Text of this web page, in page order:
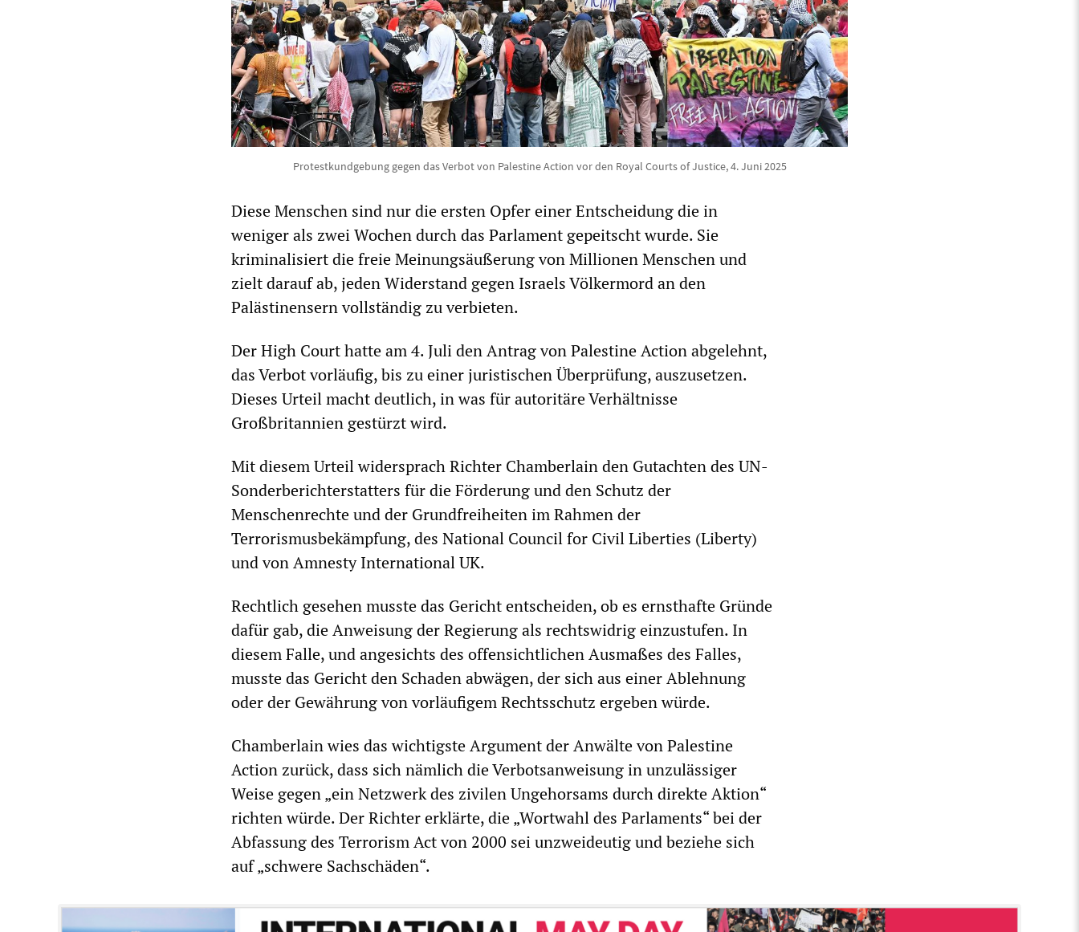
Protestkundgebung gegen das Verbot von Palestine Action vor den Royal Courts of Justice, 4. Juni 2025
Diese Menschen sind nur die ersten Opfer einer Entscheidung die in
weniger als zwei Wochen durch das Parlament gepeitscht wurde. Sie
kriminalisiert die freie Meinungsäußerung von Millionen Menschen und
zielt darauf ab, jeden Widerstand gegen Israels Völkermord an den
Palästinensern vollständig zu verbieten.
Der High Court hatte am 4. Juli den Antrag von Palestine Action abgelehnt,
das Verbot vorläufig, bis zu einer juristischen Überprüfung, auszusetzen.
Dieses Urteil macht deutlich, in was für autoritäre Verhältnisse
Großbritannien gestürzt wird.
Mit diesem Urteil widersprach Richter Chamberlain den Gutachten des UN-
Sonderberichterstatters für die Förderung und den Schutz der
Menschenrechte und der Grundfreiheiten im Rahmen der
Terrorismusbekämpfung, des National Council for Civil Liberties (Liberty)
und von Amnesty International UK.
Rechtlich gesehen musste das Gericht entscheiden, ob es ernsthafte Gründe
dafür gab, die Anweisung der Regierung als rechtswidrig einzustufen. In
diesem Falle, und angesichts des offensichtlichen Ausmaßes des Falles,
musste das Gericht den Schaden abwägen, der sich aus einer Ablehnung
oder der Gewährung von vorläufigem Rechtsschutz ergeben würde.
Chamberlain wies das wichtigste Argument der Anwälte von Palestine
Action zurück, dass sich nämlich die Verbotsanweisung in unzulässiger
Weise gegen „ein Netzwerk des zivilen Ungehorsams durch direkte Aktion“
richten würde. Der Richter erklärte, die „Wortwahl des Parlaments“ bei der
Abfassung des Terrorism Act von 2000 sei unzweideutig und beziehe sich
auf „schwere Sachschäden“.